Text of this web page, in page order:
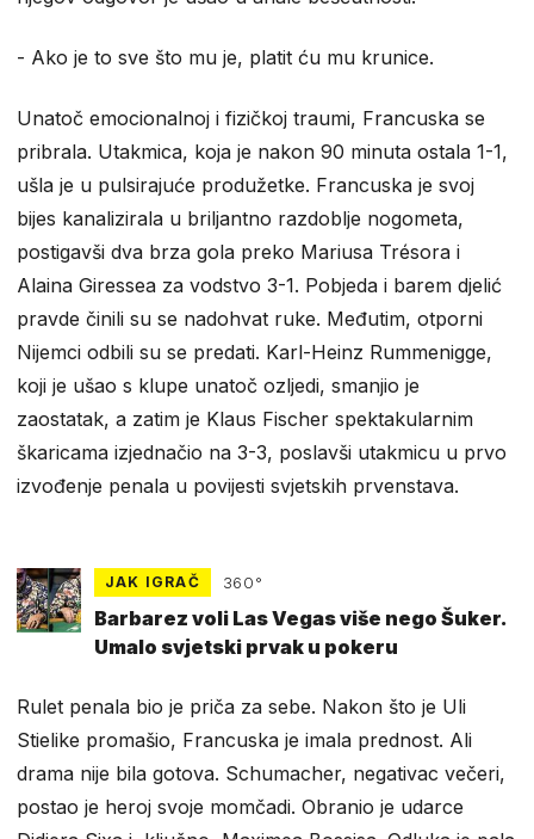
​- Ako je to sve što mu je, platit ću mu krunice.
Unatoč emocionalnoj i fizičkoj traumi, Francuska se
pribrala. Utakmica, koja je nakon 90 minuta ostala 1-1,
ušla je u pulsirajuće produžetke. Francuska je svoj
bijes kanalizirala u briljantno razdoblje nogometa,
postigavši dva brza gola preko Mariusa Trésora i
Alaina Giressea za vodstvo 3-1. Pobjeda i barem djelić
pravde činili su se nadohvat ruke. Međutim, otporni
Nijemci odbili su se predati. Karl-Heinz Rummenigge,
koji je ušao s klupe unatoč ozljedi, smanjio je
zaostatak, a zatim je Klaus Fischer spektakularnim
škaricama izjednačio na 3-3, poslavši utakmicu u prvo
izvođenje penala u povijesti svjetskih prvenstava.
JAK IGRAČ 360°
Barbarez voli Las Vegas više nego Šuker.
Umalo svjetski prvak u pokeru
Rulet penala bio je priča za sebe. Nakon što je Uli
Stielike promašio, Francuska je imala prednost. Ali
drama nije bila gotova. Schumacher, negativac večeri,
postao je heroj svoje momčadi. Obranio je udarce